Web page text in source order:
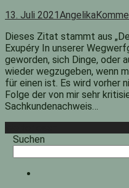
13. Juli 2021Angelika
Dieses Zitat stammt aus
Exupéry In unserer
geworden, sich Dinge, oder
wieder wegzugeben, wenn
für einen ist. Es wird vorher
Folge der von mir sehr
Sachkundenachweis…
Suchen